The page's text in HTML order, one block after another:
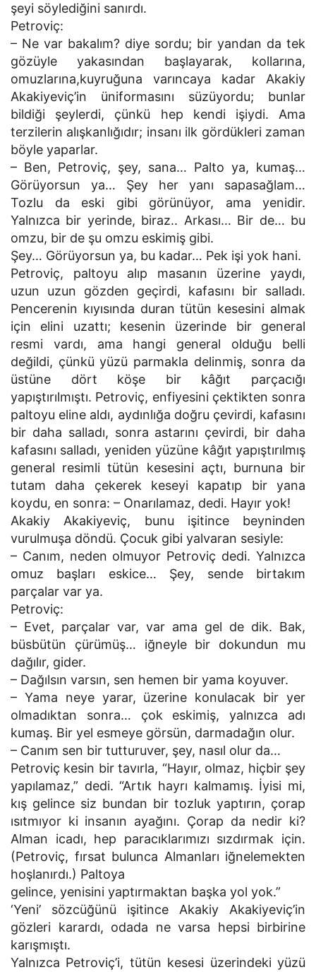
şeyi söylediğini sanırdı.
Petroviç:
– Ne var bakalım? diye sordu; bir yandan da tek
gözüyle yakasından başlayarak, kollarına,
omuzlarına,kuyruğuna varıncaya kadar Akakiy
Akakiyeviç’in üniformasını süzüyordu; bunlar
bildiği şeylerdi, çünkü hep kendi işiydi. Ama
terzilerin alışkanlığıdır; insanı ilk gördükleri zaman
böyle yaparlar.
– Ben, Petroviç, şey, sana… Palto ya, kumaş…
Görüyorsun ya… Şey her yanı sapasağlam…
Tozlu da eski gibi görünüyor, ama yenidir.
Yalnızca bir yerinde, biraz.. Arkası… Bir de… bu
omzu, bir de şu omzu eskimiş gibi.
Şey… Görüyorsun ya, bu kadar… Pek işi yok hani.
Petroviç, paltoyu alıp masanın üzerine yaydı,
uzun uzun gözden geçirdi, kafasını bir salladı.
Pencerenin kıyısında duran tütün kesesini almak
için elini uzattı; kesenin üzerinde bir general
resmi vardı, ama hangi general olduğu belli
değildi, çünkü yüzü parmakla delinmiş, sonra da
üstüne dört köşe bir kâğıt parçacığı
yapıştırılmıştı. Petroviç, enfiyesini çektikten sonra
paltoyu eline aldı, aydınlığa doğru çevirdi, kafasını
bir daha salladı, sonra astarını çevirdi, bir daha
kafasını salladı, yeniden yüzüne kâğıt yapıştırılmış
general resimli tütün kesesini açtı, burnuna bir
tutam daha çekerek keseyi kapatıp bir yana
koydu, en sonra: – Onarılamaz, dedi. Hayır yok!
Akakiy Akakiyeviç, bunu işitince beyninden
vurulmuşa döndü. Çocuk gibi yalvaran sesiyle:
– Canım, neden olmuyor Petroviç dedi. Yalnızca
omuz başları eskice… Şey, sende birtakım
parçalar var ya.
Petroviç:
– Evet, parçalar var, var ama gel de dik. Bak,
büsbütün çürümüş… iğneyle bir dokundun mu
dağılır, gider.
– Dağılsın varsın, sen hemen bir yama koyuver.
– Yama neye yarar, üzerine konulacak bir yer
olmadıktan sonra… çok eskimiş, yalnızca adı
kumaş. Bir yel esmeye görsün, darmadağın olur.
– Canım sen bir tutturuver, şey, nasıl olur da…
Petroviç kesin bir tavırla, “Hayır, olmaz, hiçbir şey
yapılamaz,” dedi. “Artık hayrı kalmamış. İyisi mi,
kış gelince siz bundan bir tozluk yaptırın, çorap
ısıtmıyor ki insanın ayağını. Çorap da nedir ki?
Alman icadı, hep paracıklarımızı sızdırmak için.
(Petroviç, fırsat bulunca Almanları iğnelemekten
hoşlanırdı.) Paltoya
gelince, yenisini yaptırmaktan başka yol yok.”
‘Yeni’ sözcüğünü işitince Akakiy Akakiyeviç’in
gözleri karardı, odada ne varsa hepsi birbirine
karışmıştı.
Yalnızca Petroviç’i, tütün kesesi üzerindeki yüzü